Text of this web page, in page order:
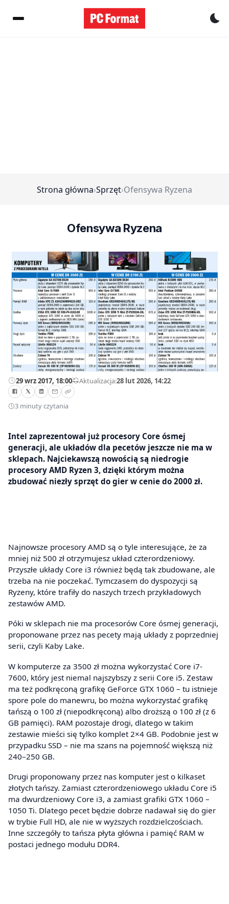
Strona główna›Sprzęt›Ofensywa Ryzena
Ofensywa Ryzena
29 wrz 2017, 18:00—Aktualizacja:28 lut 2026, 14:22
3 minuty czytania
Intel zaprezentował już procesory Core ósmej
generacji, ale układów dla pecetów jeszcze nie ma w
sklepach. Najciekawszą nowością są niedrogie
procesory AMD Ryzen 3, dzięki którym można
zbudować niezły sprzęt do gier w cenie do 2000 zł.
Najnowsze procesory AMD są o tyle interesujące, że za
mniej niż 500 zł otrzymujesz układ czterordzeniowy.
Przyszłe układy Core i3 również będą tak zbudowane, ale
trzeba na nie poczekać. Tymczasem do dyspozycji są
Ryzeny, które trafiły do naszych trzech przykładowych
zestawów AMD.
Póki w sklepach nie ma procesorów Core ósmej generacji,
proponowane przez nas pecety mają układy z poprzedniej
serii, czyli Kaby Lake.
W komputerze za 3500 zł można wykorzystać Core i7-
7600, który jest niemal najszybszy z serii Core i5. Zestaw
ma też podkręconą grafikę GeForce GTX 1060 – tu istnieje
spore pole do manewru, bo można wykorzystać grafikę
tańszą o 100 zł (niepodkręconą) albo droższą o 100 zł (z 6
GB pamięci). RAM pozostaje drogi, dlatego w takim
zestawie mieści się tylko komplet 2×4 GB. Podobnie jest w
przypadku SSD – nie ma szans na pojemność większą niż
240–250 GB.
Drugi proponowany przez nas komputer jest o kilkaset
złotych tańszy. Zamiast czterordzeniowego układu Core i5
ma dwurdzeniowy Core i3, a zamiast grafiki GTX 1060 –
1050 Ti. Dlatego pecet będzie dobrze nadawał się do gier
w trybie Full HD, ale nie w wyższych rozdzielczościach.
Inne szczegóły to tańsza płyta główna i pamięć RAM w
postaci jednego modułu DDR4.